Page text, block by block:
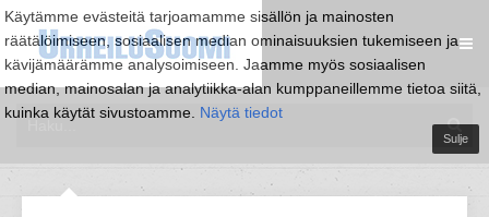
Käytämme evästeitä tarjoamamme sisällön ja mainosten
räätälöimiseen, sosiaalisen median ominaisuuksien tukemiseen ja
kävijämäärämme analysoimiseen. Jaamme myös sosiaalisen
median, mainosalan ja analytiikka-alan kumppaneillemme tietoa siitä,
kuinka käytät sivustoamme. Näytä tiedot
Sulje